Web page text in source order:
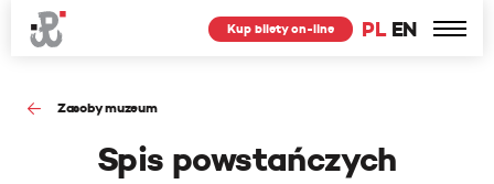
PL EN
Kup bilety on-line
Zasoby muzeum
Spis powstańczych